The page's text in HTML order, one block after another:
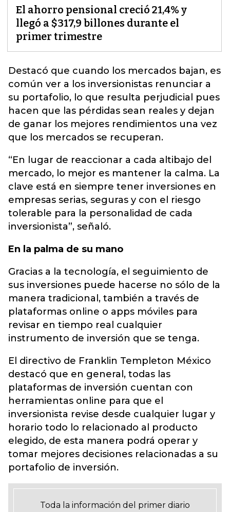
El ahorro pensional creció 21,4% y
llegó a $317,9 billones durante el
primer trimestre
Destacó que cuando los mercados bajan, es
común ver a los inversionistas renunciar a
su portafolio, lo que resulta perjudicial pues
hacen que las pérdidas sean reales y dejan
de ganar los mejores rendimientos una vez
que los mercados se recuperan.
“En lugar de reaccionar a cada altibajo del
mercado, lo mejor es mantener la calma. La
clave está en siempre tener inversiones en
empresas serias, seguras y con el riesgo
tolerable para la personalidad de cada
inversionista”, señaló.
En la palma de su mano
Gracias a la tecnología, el seguimiento de
sus inversiones puede hacerse no sólo de la
manera tradicional, también a través de
plataformas online o apps móviles para
revisar en tiempo real cualquier
instrumento de inversión que se tenga.
El directivo de Franklin Templeton México
destacó que en general, todas las
plataformas de inversión cuentan con
herramientas online para que el
inversionista revise desde cualquier lugar y
horario todo lo relacionado al producto
elegido, de esta manera podrá operar y
tomar mejores decisiones relacionadas a su
portafolio de inversión.
Toda la información del primer diario